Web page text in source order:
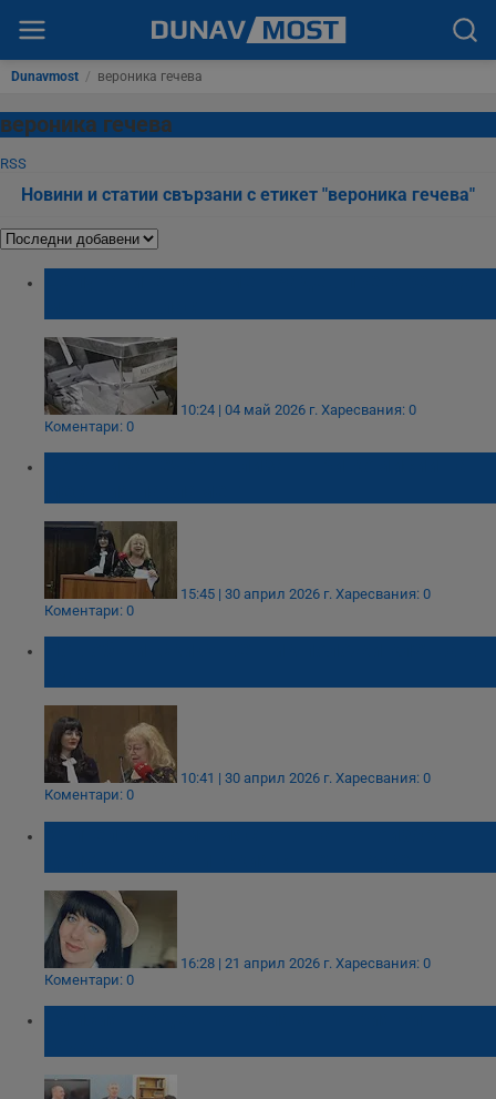
Dunavmost / вероника гечева
вероника гечева
RSS
Новини и статии свързани с етикет "вероника гечева"
10:24 | 04 май 2026 г. Харесвания: 0
Коментари: 0
15:45 | 30 април 2026 г. Харесвания: 0
Коментари: 0
10:41 | 30 април 2026 г. Харесвания: 0
Коментари: 0
16:28 | 21 април 2026 г. Харесвания: 0
Коментари: 0